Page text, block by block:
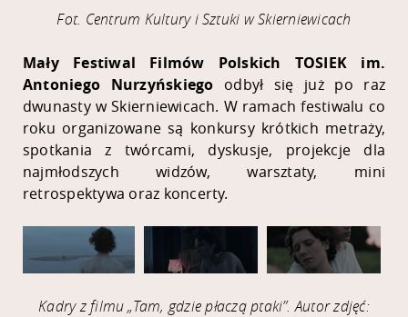
Fot. Centrum Kultury i Sztuki w Skierniewicach
Mały Festiwal Filmów Polskich TOSIEK im.
Antoniego Nurzyńskiego odbył się już po raz
dwunasty w Skierniewicach. W ramach festiwalu co
roku organizowane są konkursy krótkich metraży,
spotkania z twórcami, dyskusje, projekcje dla
najmłodszych widzów, warsztaty, mini
retrospektywa oraz koncerty.
Kadry z filmu „Tam, gdzie płaczą ptaki”. Autor zdjęć: